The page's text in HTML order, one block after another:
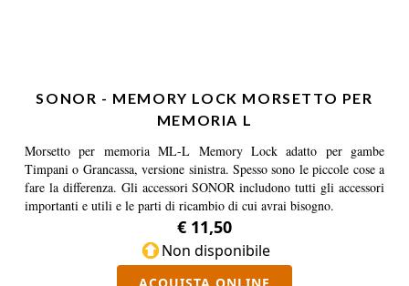
SONOR - MEMORY LOCK MORSETTO PER
MEMORIA L
Morsetto per memoria ML-L Memory Lock adatto per gambe
Timpani o Grancassa, versione sinistra. Spesso sono le piccole cose a
fare la differenza. Gli accessori SONOR includono tutti gli accessori
importanti e utili e le parti di ricambio di cui avrai bisogno.
€ 11,50
Non disponibile